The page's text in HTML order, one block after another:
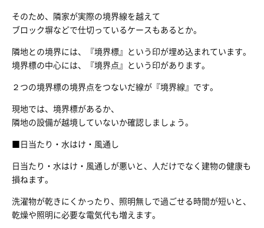
そのため、隣家が実際の境界線を越えて
ブロック塀などで仕切っているケースもあるとか。
隣地との境界には、『境界標』という印が埋め込まれています。
境界標の中心には、『境界点』という印があります。
２つの境界標の境界点をつないだ線が『境界線』です。
現地では、境界標があるか、
隣地の設備が越境していないか確認しましょう。
■日当たり・水はけ・風通し
日当たり・水はけ・風通しが悪いと、人だけでなく建物の健康も
損ねます。
洗濯物が乾きにくかったり、照明無しで過ごせる時間が短いと、
乾燥や照明に必要な電気代も増えます。